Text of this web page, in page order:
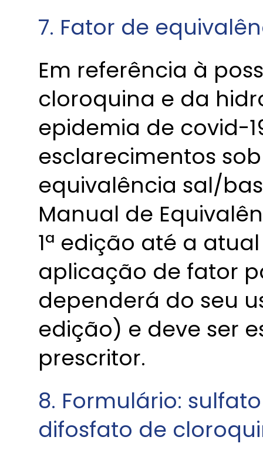
7. Fator de
Em referência à
cloroquina e da
epidemia de covid-
esclarecimentos
equivalência sal/
Manual de
1ª edição até a
aplicação de fator
dependerá do seu
edição) e deve ser
prescritor.
8. Formulário:
difosfato de